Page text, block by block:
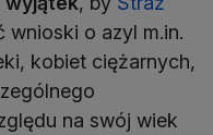
wnioski o azyl m.in.
kobiet ciężarnych,
na swój wiek